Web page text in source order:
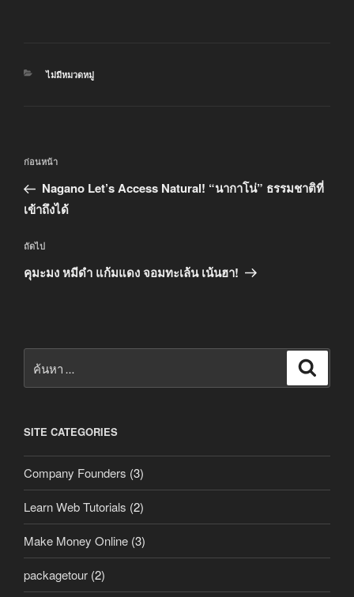
หมวด
ไม่มีหมวดหมู่
แนะแนว
เรื่อง
เรื่อง
ก่อน
หน้า
ก่อนหน้า
Nagano Let’s Access Natural! “นากาโน่” ธรรมชาติที่
เข้าถึงได้
เรื่อง
ถัด
ถัดไป
คุมะมง หมีดำ แก้มแดง จอมทะเล้น เน้นฮา!
SITE CATEGORIES
Company Founders (3)
Learn Web Tutorials (2)
Make Money Online (3)
packagetour (2)